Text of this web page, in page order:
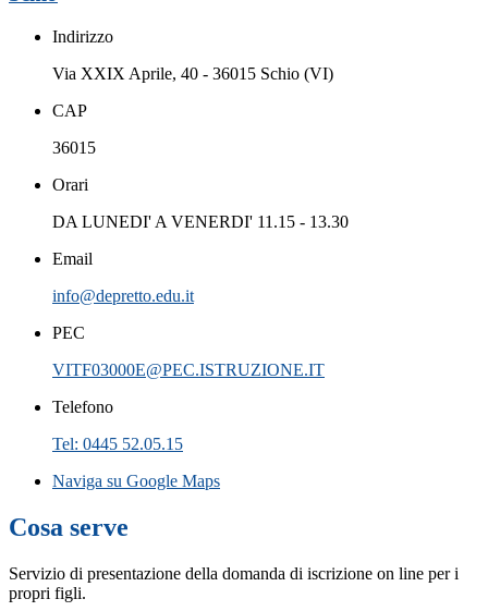
Indirizzo
Via XXIX Aprile, 40 - 36015 Schio (VI)
CAP
36015
Orari
DA LUNEDI' A VENERDI' 11.15 - 13.30
Email
info@depretto.edu.it
PEC
VITF03000E@PEC.ISTRUZIONE.IT
Telefono
Tel: 0445 52.05.15
Naviga su Google Maps
Cosa serve
Servizio di presentazione della domanda di iscrizione on line per i
propri figli.